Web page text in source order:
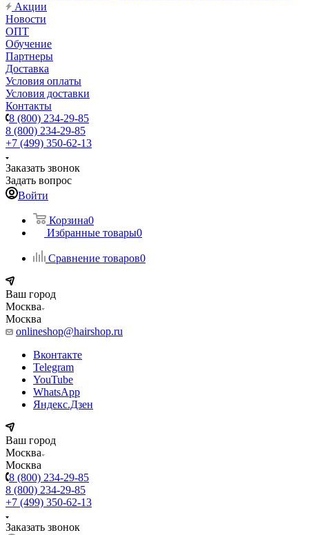
Акции
Новости
ОПТ
Обучение
Партнеры
Доставка
Условия оплаты
Условия доставки
Контакты
8 (800) 234-29-85
8 (800) 234-29-85
+7 (499) 350-62-13
Заказать звонок
Задать вопрос
Войти
Корзина0
Избранные товары0
Сравнение товаров0
Ваш город
Москва
Москва
onlineshop@hairshop.ru
Вконтакте
Telegram
YouTube
WhatsApp
Яндекс.Дзен
Ваш город
Москва
Москва
8 (800) 234-29-85
8 (800) 234-29-85
+7 (499) 350-62-13
Заказать звонок